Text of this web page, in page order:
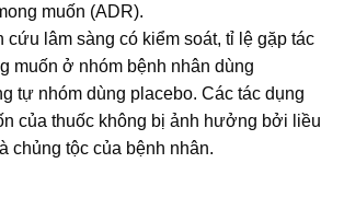
muốn (ADR).
cứu lâm sàng có kiểm soát, tỉ lệ gặp tác
muốn ở nhóm bệnh nhân dùng
tự nhóm dùng placebo. Các tác dụng
của thuốc không bị ảnh hưởng bởi liều
chủng tộc của bệnh nhân.